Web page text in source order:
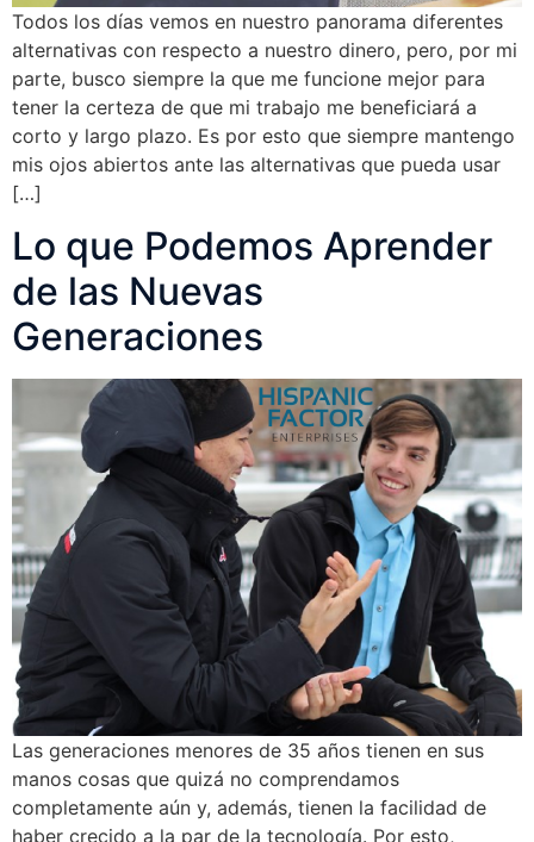
Todos los días vemos en nuestro panorama diferentes
alternativas con respecto a nuestro dinero, pero, por mi
parte, busco siempre la que me funcione mejor para
tener la certeza de que mi trabajo me beneficiará a
corto y largo plazo. Es por esto que siempre mantengo
mis ojos abiertos ante las alternativas que pueda usar
[…]
Lo que Podemos Aprender
de las Nuevas
Generaciones
Las generaciones menores de 35 años tienen en sus
manos cosas que quizá no comprendamos
completamente aún y, además, tienen la facilidad de
haber crecido a la par de la tecnología. Por esto,